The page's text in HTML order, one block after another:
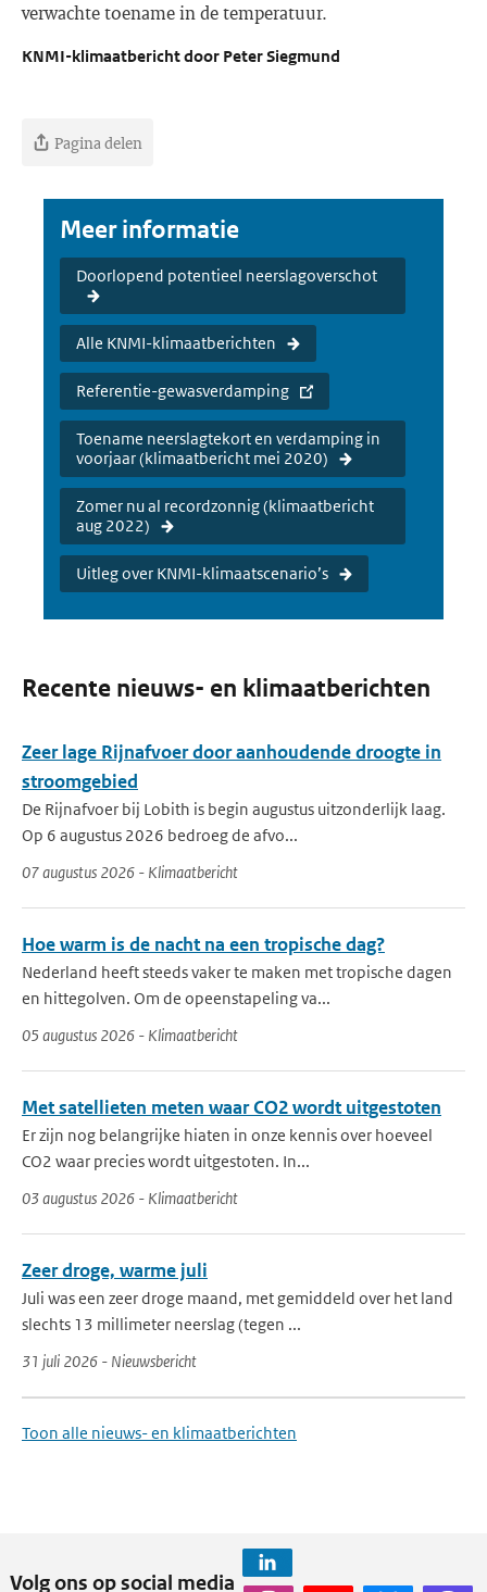
verwachte toename in de temperatuur.
KNMI-klimaatbericht door Peter Siegmund
Pagina delen
Meer informatie
Doorlopend potentieel neerslagoverschot
Alle KNMI-klimaatberichten
Referentie-gewasverdamping
Toename neerslagtekort en verdamping in
voorjaar (klimaatbericht mei 2020)
Zomer nu al recordzonnig (klimaatbericht
aug 2022)
Uitleg over KNMI-klimaatscenario’s
Recente nieuws- en klimaatberichten
Zeer lage Rijnafvoer door aanhoudende droogte in
stroomgebied
De Rijnafvoer bij Lobith is begin augustus uitzonderlijk laag.
Op 6 augustus 2026 bedroeg de afvo...
07 augustus 2026 - Klimaatbericht
Hoe warm is de nacht na een tropische dag?
Nederland heeft steeds vaker te maken met tropische dagen
en hittegolven. Om de opeenstapeling va...
05 augustus 2026 - Klimaatbericht
Met satellieten meten waar CO2 wordt uitgestoten
Er zijn nog belangrijke hiaten in onze kennis over hoeveel
CO2 waar precies wordt uitgestoten. In...
03 augustus 2026 - Klimaatbericht
Zeer droge, warme juli
Juli was een zeer droge maand, met gemiddeld over het land
slechts 13 millimeter neerslag (tegen ...
31 juli 2026 - Nieuwsbericht
Toon alle nieuws- en klimaatberichten
Volg ons op social media